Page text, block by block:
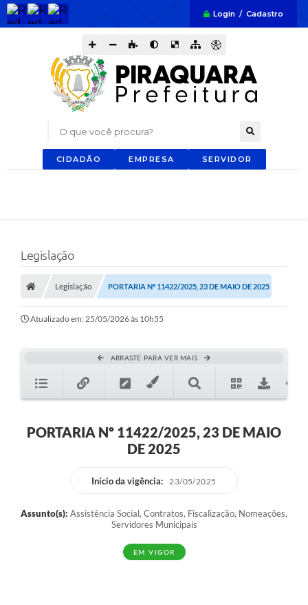
Login / Cadastro
O que você procura?
CIDADÃO EMPRESA SERVIDOR
Legislação
Legislação PORTARIA Nº 11422/2025, 23 DE MAIO DE 2025
Atualizado em: 25/05/2026 às 10h55
ARRASTE PARA VER MAIS
PORTARIA Nº 11422/2025, 23 DE MAIO
DE 2025
Início da vigência: 23/05/2025
Assunto(s): Assistência Social, Contratos, Fiscalização, Nomeações,
Servidores Municipais
EM VIGOR